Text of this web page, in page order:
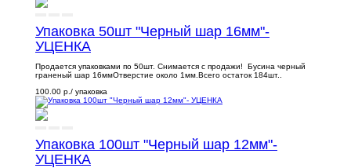
Упаковка 50шт "Черный шар 16мм"-
УЦЕНКА
Продается упаковками по 50шт. Снимается с продажи! Бусина черный
граненый шар 16ммОтверстие около 1мм.Всего остаток 184шт..
100.00 р. / упаковка
Упаковка 100шт "Черный шар 12мм"-
УЦЕНКА